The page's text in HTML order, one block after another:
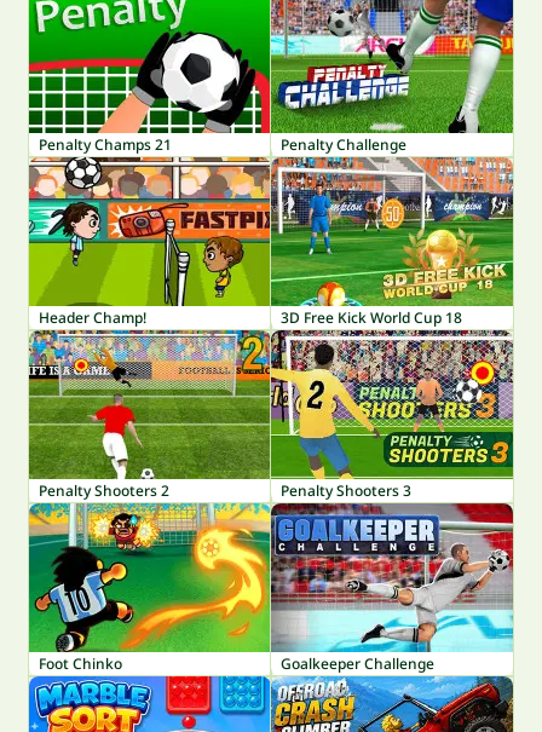
Penalty Champs 21 Penalty Challenge
Header Champ! 3D Free Kick World Cup 18
Penalty Shooters 2 Penalty Shooters 3
Foot Chinko Goalkeeper Challenge